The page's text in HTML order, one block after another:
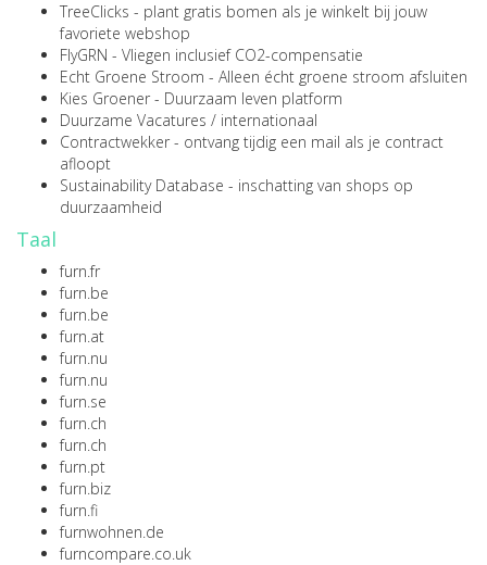
TreeClicks - plant gratis bomen als je winkelt bij jouw
favoriete webshop
FlyGRN - Vliegen inclusief CO2-compensatie
Echt Groene Stroom - Alleen écht groene stroom afsluiten
Kies Groener - Duurzaam leven platform
Duurzame Vacatures / internationaal
Contractwekker - ontvang tijdig een mail als je contract
afloopt
Sustainability Database - inschatting van shops op
duurzaamheid
Taal
furn.fr
furn.be
furn.be
furn.at
furn.nu
furn.nu
furn.se
furn.ch
furn.ch
furn.pt
furn.biz
furn.fi
furnwohnen.de
furncompare.co.uk